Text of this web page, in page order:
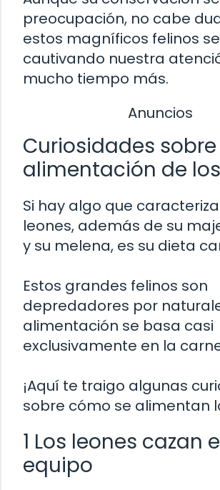
preocupación, no cabe
estos magníficos felinos
cautivando nuestra
mucho tiempo más.
Anuncios
Curiosidades
alimentación de
Si hay algo que
leones, además de su
y su melena, es su dieta
Estos grandes felinos son
depredadores por
alimentación se basa casi
exclusivamente en la
¡Aquí te traigo algunas
sobre cómo se alimentan
1 Los leones cazan
equipo